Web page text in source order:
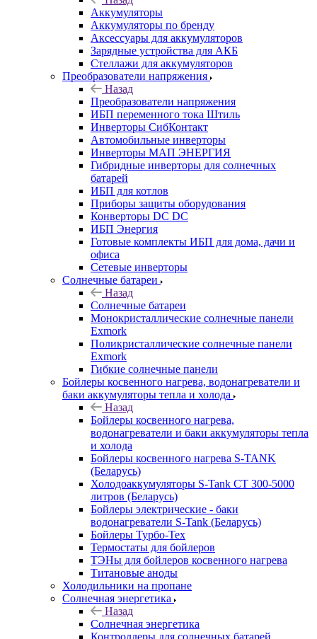
Аккумуляторы
Аккумуляторы по бренду
Аксессуары для аккумуляторов
Зарядные устройства для АКБ
Стеллажи для аккумуляторов
Преобразователи напряжения
Назад
Преобразователи напряжения
ИБП переменного тока Штиль
Инверторы СибКонтакт
Автомобильные инверторы
Инверторы МАП ЭНЕРГИЯ
Гибридные инверторы для солнечных
батарей
ИБП для котлов
Приборы защиты оборудования
Конверторы DC DC
ИБП Энергия
Готовые комплекты ИБП для дома, дачи и
офиса
Сетевые инверторы
Солнечные батареи
Назад
Солнечные батареи
Монокристаллические солнечные панели
Exmork
Поликристаллические солнечные панели
Exmork
Гибкие солнечные панели
Бойлеры косвенного нагрева, водонагреватели и
баки аккумуляторы тепла и холода
Назад
Бойлеры косвенного нагрева,
водонагреватели и баки аккумуляторы тепла
и холода
Бойлеры косвенного нагрева S-TANK
(Беларусь)
Холодоаккумуляторы S-Tank СТ 300-5000
литров (Беларусь)
Бойлеры электрические - баки
водонагреватели S-Tank (Беларусь)
Бойлеры Турбо-Тех
Термостаты для бойлеров
ТЭНы для бойлеров косвенного нагрева
Титановые аноды
Холодильники на пропане
Солнечная энергетика
Назад
Солнечная энергетика
Контроллеры для солнечных батарей